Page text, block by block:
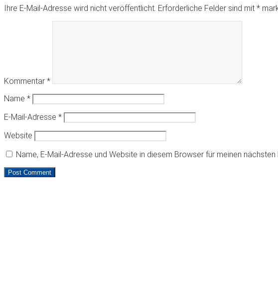
Ihre E-Mail-Adresse wird nicht veröffentlicht. Erforderliche Felder sind mit *
Kommentar *
Name *
E-Mail-Adresse *
Website
Name, E-Mail-Adresse und Website in diesem Browser für meinen